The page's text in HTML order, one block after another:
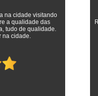
e preço mais do que